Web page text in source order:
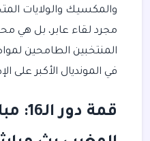
والمكسيك والولايات
مجرد لقاء عابر، بل هي
المنتخبين الطامحين
في المونديال الأكبر على
قمة